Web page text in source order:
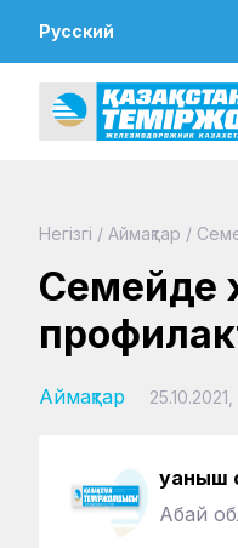
Русский
Негізгі / Аймақтар /
Семейде
Аймақтар
Қуаныш
Абай